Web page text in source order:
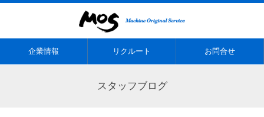
企業情報 リクルート お問合せ
スタッフブログ